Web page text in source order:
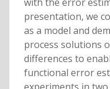
presentation, we
as a model and
process solutions
differences to
functional error